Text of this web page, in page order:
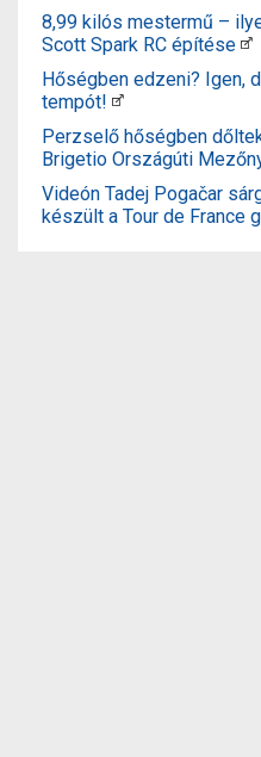
8,99 kilós mestermű –
Scott Spark RC építése
Hőségben edzeni? Igen,
tempót!
Perzselő hőségben
Brigetio Országúti
Videón Tadej Pogačar
készült a Tour de France